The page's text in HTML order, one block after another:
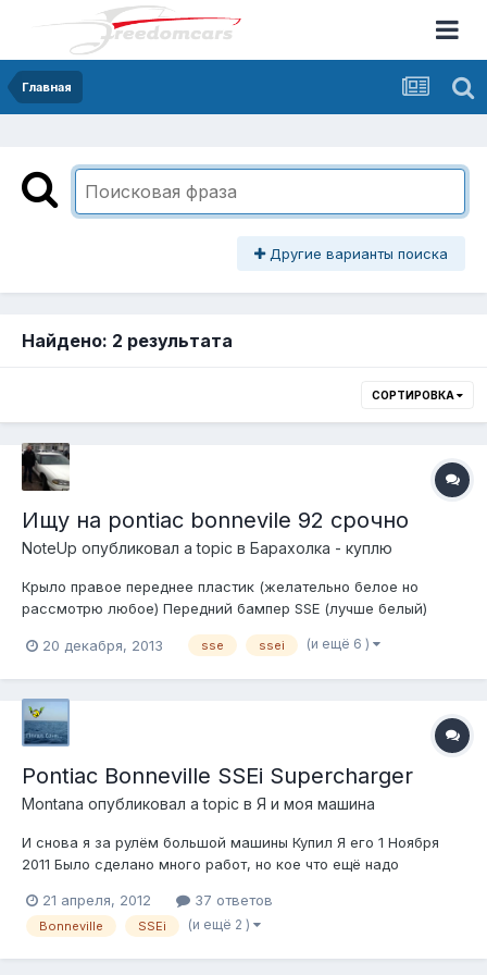
Главная
Другие варианты поиска
Найдено: 2 результата
СОРТИРОВКА
Ищу на pontiac bonnevile 92 срочно
NoteUp опубликовал a topic в Барахолка - куплю
Крыло правое переднее пластик (желательно белое но
рассмотрю любое) Передний бампер SSE (лучше белый)
кожа) Поворотники левый и правый. Жидкости в радиаторы.
20 декабря, 2013 sse ssei (и ещё 6 )
Pontiac Bonneville SSEi Supercharger
Montana опубликовал a topic в Я и моя машина
И снова я за рулём большой машины Купил Я его 1 Ноября
2011 Было сделано много работ, но кое что ещё надо
любопытная книжка, крайне подробная. Вчера поставил на
учёт, прошёл ТО. Счастлив как слон :4: , хоть и ещё надо
21 апреля, 2012 37 ответов
Bonneville SSEi (и ещё 2 )